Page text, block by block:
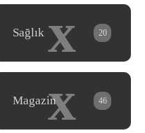
x
Sağlık 20
x
Magazin 46